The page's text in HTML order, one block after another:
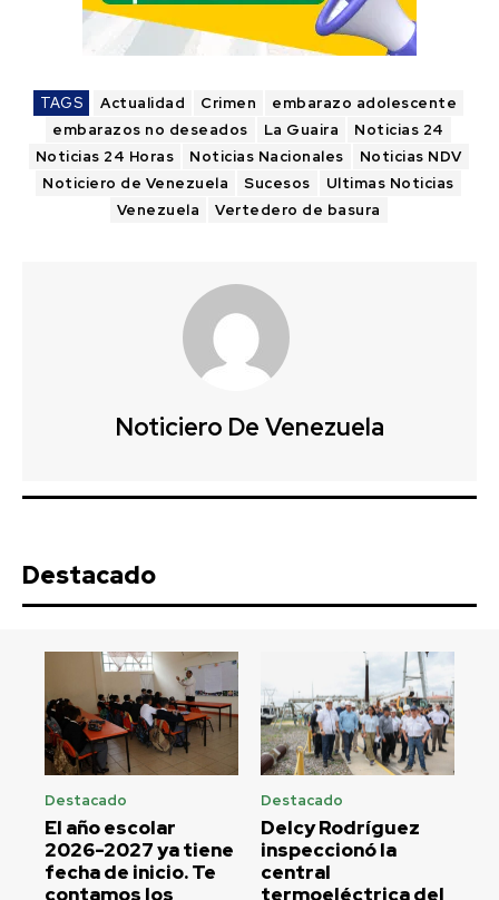
TAGS Actualidad Crimen
embarazo adolescente
embarazos no deseados
La Guaira
Noticias 24
Noticias 24 Horas
Noticias Nacionales
Noticias NDV
Noticiero de Venezuela
Sucesos
Ultimas Noticias
Venezuela
Vertedero de basura
Noticiero De Venezuela
Destacado
Destacado
El año escolar
2026-2027 ya tiene
fecha de inicio. Te
contamos los
Destacado
Delcy Rodríguez
inspeccionó la
central
termoeléctrica del